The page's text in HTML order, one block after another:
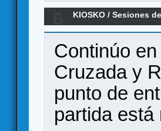
KIOSKO /Sesiones
Continúo
Cruzada y
punto de
partida está